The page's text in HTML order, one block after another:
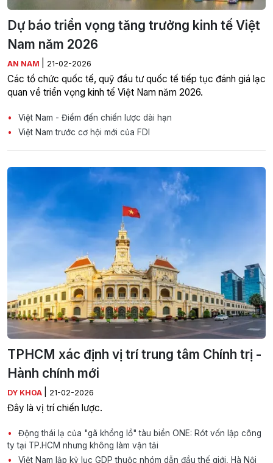
Dự báo triển vọng tăng trưởng kinh tế Việt
Nam năm 2026
AN NAM 21-02-2026
Các tổ chức quốc tế, quỹ đầu tư quốc tế tiếp tục đánh giá lạc
quan về triển vọng kinh tế Việt Nam năm 2026.
Việt Nam - Điểm đến chiến lược dài hạn
Việt Nam trước cơ hội mới của FDI
TPHCM xác định vị trí trung tâm Chính trị -
Hành chính mới
DY KHOA 21-02-2026
Đây là vị trí chiến lược.
Động thái lạ của "gã khổng lồ" tàu biển ONE: Rót vốn lập công
ty tại TP.HCM nhưng không làm vận tải
Việt Nam lập kỷ lục GDP thuộc nhóm dẫn đầu thế giới, Hà Nội